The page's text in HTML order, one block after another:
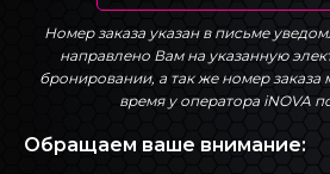
Номер заказа указан в письме
направлено Вам на указанную
бронировании, а так же номер
время у оператора iNOVA
Обращаем ваше внимание: